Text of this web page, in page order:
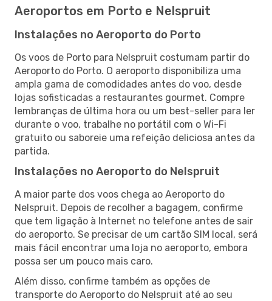
Aeroportos em Porto e Nelspruit
Instalações no Aeroporto do Porto
Os voos de Porto para Nelspruit costumam partir do
Aeroporto do Porto. O aeroporto disponibiliza uma
ampla gama de comodidades antes do voo, desde
lojas sofisticadas a restaurantes gourmet. Compre
lembranças de última hora ou um best-seller para ler
durante o voo, trabalhe no portátil com o Wi-Fi
gratuito ou saboreie uma refeição deliciosa antes da
partida.
Instalações no Aeroporto do Nelspruit
A maior parte dos voos chega ao Aeroporto do
Nelspruit. Depois de recolher a bagagem, confirme
que tem ligação à Internet no telefone antes de sair
do aeroporto. Se precisar de um cartão SIM local, será
mais fácil encontrar uma loja no aeroporto, embora
possa ser um pouco mais caro.
Além disso, confirme também as opções de
transporte do Aeroporto do Nelspruit até ao seu